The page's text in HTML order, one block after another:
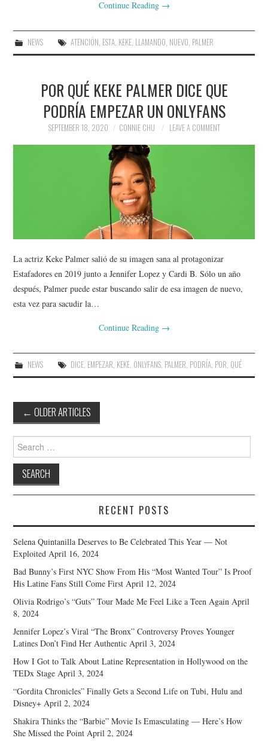
Continue Reading →
NEWS ATENCIÓN, ESTA, KEKE, LLAMANDO, NUEVO, PALMER
POR QUÉ KEKE PALMER DICE QUE
PODRÍA EMPEZAR UN ONLYFANS
SEPTEMBER 18, 2020 CONNIE CHU LEAVE A COMMENT
La actriz Keke Palmer salió de su imagen sana al protagonizar
Estafadores en 2019 junto a Jennifer Lopez y Cardi B. Sólo un año
después, Palmer puede estar buscando salir de esa imagen de nuevo,
esta vez para sacudir la…
Continue Reading →
NEWS DICE, EMPEZAR, KEKE, ONLYFANS, PALMER, PODRÍA, POR, QUÉ
Post
navigation
← OLDER ARTICLES
Search
for:
RECENT POSTS
Selena Quintanilla Deserves to Be Celebrated This Year — Not
Exploited April 16, 2024
Bad Bunny’s First NYC Show From His “Most Wanted Tour” Is Proof
His Latine Fans Still Come First April 12, 2024
Olivia Rodrigo’s “Guts” Tour Made Me Feel Like a Teen Again April
8, 2024
Jennifer Lopez’s Viral “The Bronx” Controversy Proves Younger
Latines Don’t Find Her Authentic April 3, 2024
How I Got to Talk About Latine Representation in Hollywood on the
TEDx Stage April 3, 2024
“Gordita Chronicles” Finally Gets a Second Life on Tubi, Hulu and
Disney+ April 2, 2024
Shakira Thinks the “Barbie” Movie Is Emasculating — Here’s How
She Missed the Point April 2, 2024